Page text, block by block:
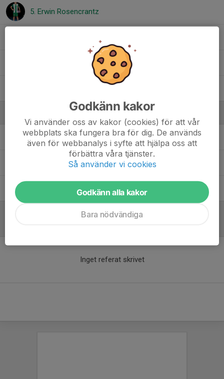
5. Erwin Rosencrantz
17. Nathan Bárány Lundberg
Edit LarssonTränare
Martin NIlsson Lagledare
Victoria Nordstrand Tränare
Inget referat skrivet
Godkänn kakor
Vi använder oss av kakor (cookies) för att vår
webbplats ska fungera bra för dig. De används
även för webbanalys i syfte att hjälpa oss att
förbättra våra tjänster.
Så använder vi cookies
Godkänn alla kakor
Bara nödvändiga